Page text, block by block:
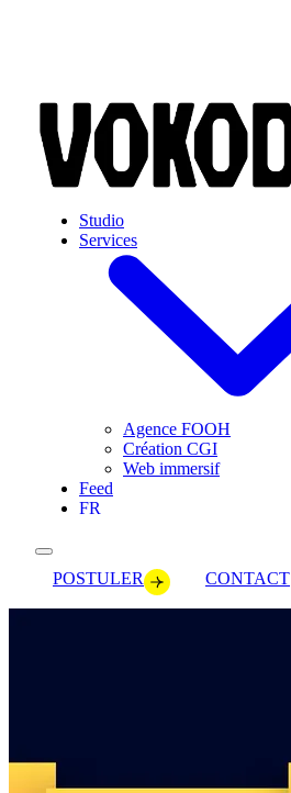
Studio
Services
Agence FOOH
Création CGI
Web immersif
Feed
FR
POSTULER CONTACT